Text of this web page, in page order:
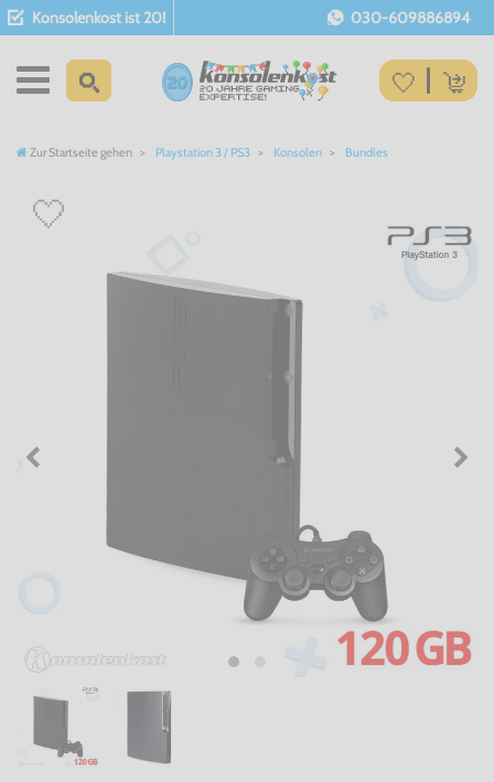
Konsolenkost ist 20! 030-609886894
Zur Startseite gehen Playstation 3 / PS3 Konsolen Bundles